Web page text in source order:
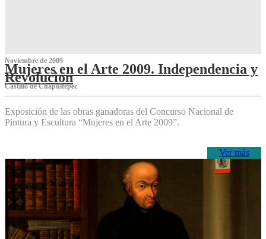
Noviembre de 2009
Mujeres en el Arte 2009. Independencia y
Revolución
Castillo de Chapultepec
Exposición de las obras ganadoras del Concurso Nacional de
Pintura y Escultura “Mujeres en el Arte 2009”.
Ver más